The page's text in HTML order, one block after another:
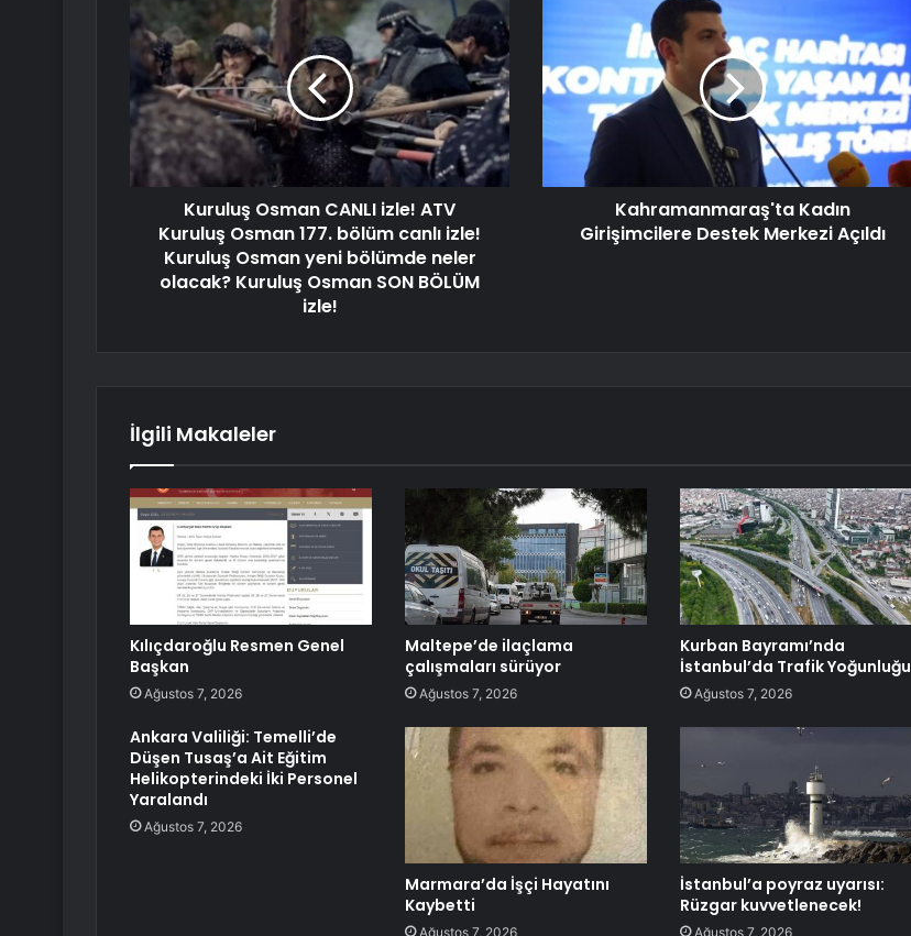
Kuruluş Osman CANLI izle! ATV
Kuruluş Osman 177. bölüm canlı izle!
Kuruluş Osman yeni bölümde neler
olacak? Kuruluş Osman SON BÖLÜM
izle!
Kahramanmaraş'ta Kadın
Girişimcilere Destek Merkezi Açıldı
İlgili Makaleler
Kılıçdaroğlu Resmen Genel
Başkan
Ağustos 7, 2026
Maltepe’de ilaçlama
çalışmaları sürüyor
Ağustos 7, 2026
Kurban Bayramı’nda
İstanbul’da Trafik Yoğunluğu
Ağustos 7, 2026
Ankara Valiliği: Temelli’de
Düşen Tusaş’a Ait Eğitim
Helikopterindeki İki Personel
Yaralandı
Ağustos 7, 2026
Marmara’da İşçi Hayatını
Kaybetti
Ağustos 7, 2026
İstanbul’a poyraz uyarısı:
Rüzgar kuvvetlenecek!
Ağustos 7, 2026